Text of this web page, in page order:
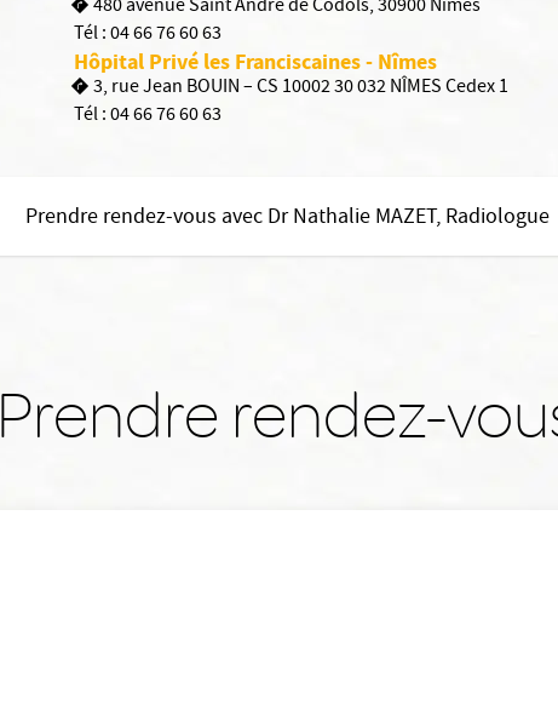
480 avenue Saint André de Codols, 30900 Nîmes
Tél :04 66 76 60 63
Hôpital Privé les Franciscaines - Nîmes
3, rue Jean BOUIN – CS 10002 30 032 NÎMES Cedex 1
Tél :04 66 76 60 63
Prendre rendez-vous avec Dr Nathalie MAZET, Radiologue
Prendre rendez-